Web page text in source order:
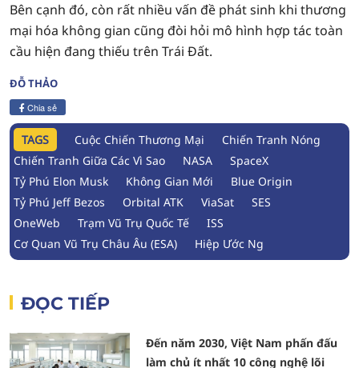
Bên cạnh đó, còn rất nhiều vấn đề phát sinh khi thương
mại hóa không gian cũng đòi hỏi mô hình hợp tác toàn
cầu hiện đang thiếu trên Trái Đất.
ĐỖ THẢO
Chia sẻ
TAGS Cuộc Chiến Thương Mại
Chiến Tranh Nóng
Chiến Tranh Giữa Các Vì Sao
NASA
SpaceX
Tỷ Phú Elon Musk
Không Gian Mới
Blue Origin
Tỷ Phú Jeff Bezos
Orbital ATK ViaSat
SES
OneWeb
Trạm Vũ Trụ Quốc Tế
ISS
Cơ Quan Vũ Trụ Châu Âu (ESA)
Hiệp Ước Ng
ĐỌC TIẾP
Đến năm 2030, Việt Nam phấn đấu
làm chủ ít nhất 10 công nghệ lõi